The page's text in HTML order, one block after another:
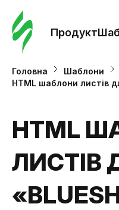
Продукт
Головна
Шаблони
HTML шаблони листів
HTML
ЛИСТІВ